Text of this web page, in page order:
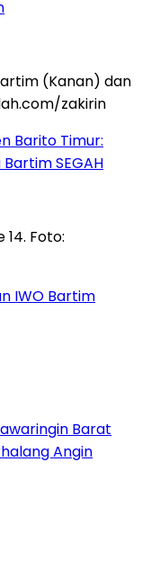
Barito Timur:
SEGAH
IWO Bartim
Barat
Angin